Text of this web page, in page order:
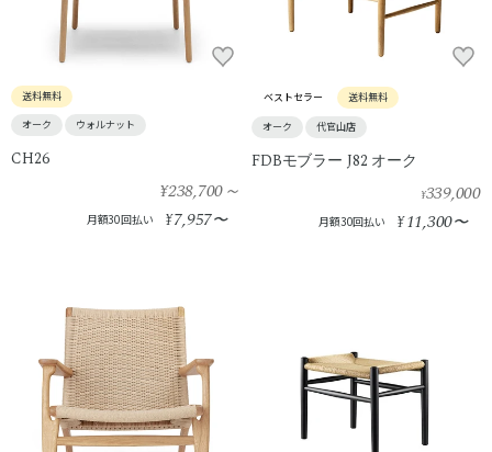
送料無料
オーク
ウォルナット
CH26
¥238,700～
月額30回払い ¥7,957〜
ベストセラー 送料無料
オーク 代官山店
FDBモブラー J82 オーク
¥339,000
月額30回払い ¥11,300〜